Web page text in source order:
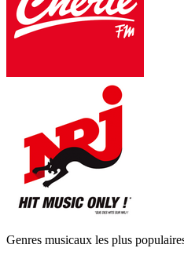
Genres musicaux les plus